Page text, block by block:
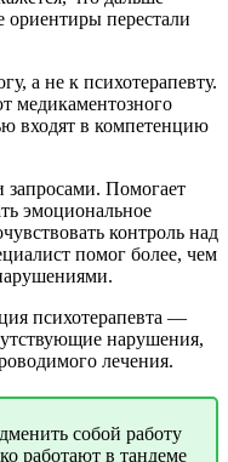
ориентиры перестали
а не к психотерапевту.
медикаментозного
входят в компетенцию
запросами. Помогает
эмоциональное
контроль над
помог более, чем
психотерапевта —
нарушения,
лечения.
собой работу
работают в тандеме